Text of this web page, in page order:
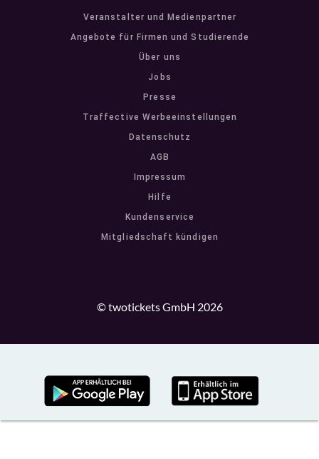
Veranstalter und Medienpartner
Angebote für Firmen und Studierende
Über uns
Jobs
Presse
Traffective Werbeeinstellungen
Datenschutz
AGB
Impressum
Hilfe
Kundenservice
Mitgliedschaft kündigen
© twotickets GmbH 2026